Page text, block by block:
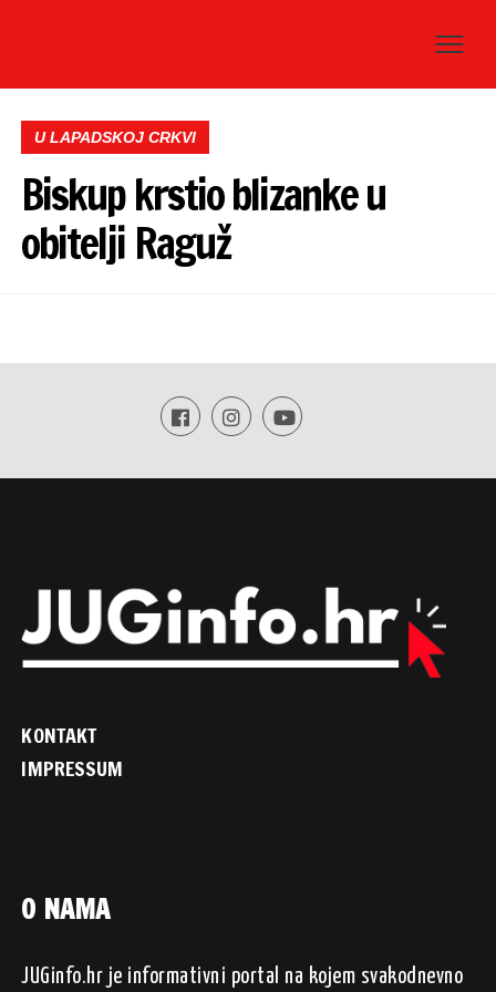
U LAPADSKOJ CRKVI
Biskup krstio blizanke u
obitelji Raguž
KONTAKT
IMPRESSUM
O NAMA
JUGinfo.hr je informativni portal na kojem svakodnevno